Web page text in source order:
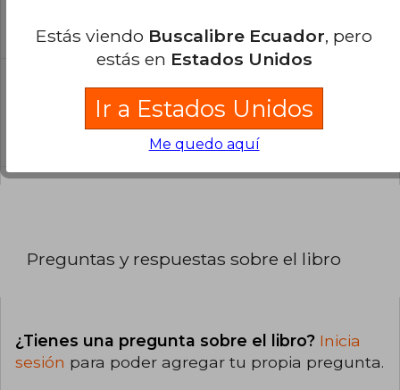
El libro está escrito en Inglés.
¿Cuál es la encuadernación de este libro?
La encuadernación de esta edición es Tapa
Preguntas y respuestas sobre el libro
¿Tienes una pregunta sobre el libro? Inicia
sesión para poder agregar tu propia pregunta.
Estás viendo Buscalibre Ecuador, pero
estás en Estados Unidos
Ir a Estados Unidos
Me quedo aquí